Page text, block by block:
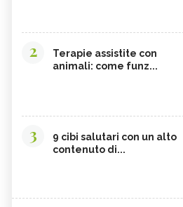
2
Terapie assistite con
animali: come funz...
3
9 cibi salutari con un alto
contenuto di...